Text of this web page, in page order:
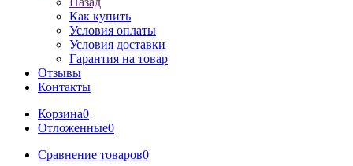
Как купить
Условия оплаты
Условия доставки
Гарантия на товар
Отзывы
Контакты
Корзина0
Отложенные0
Сравнение товаров0